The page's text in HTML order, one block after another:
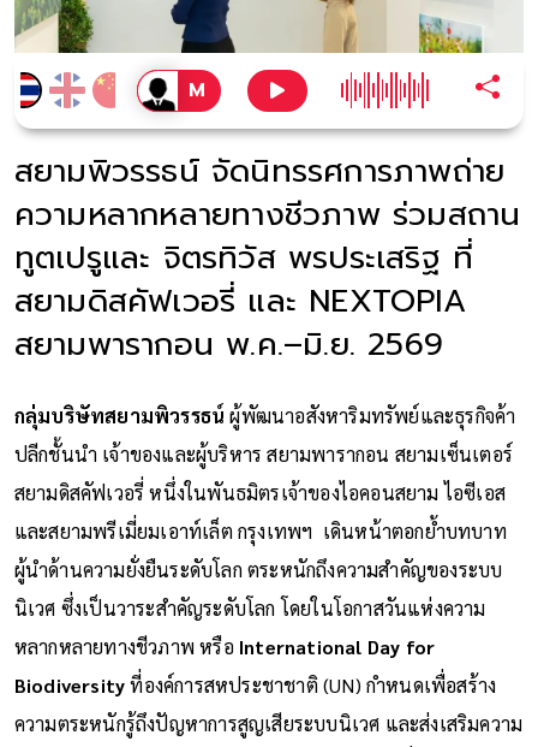
สยามพิวรรธน์ จัดนิทรรศการภาพถ่าย
ความหลากหลายทางชีวภาพ ร่วมสถาน
ทูตเปรูและ จิตรทิวัส พรประเสริฐ ที่
สยามดิสคัฟเวอรี่ และ NEXTOPIA
สยามพารากอน พ.ค.–มิ.ย. 2569
กลุ่มบริษัทสยามพิวรรธน์ ผู้พัฒนาอสังหาริมทรัพย์และธุรกิจค้า
ปลีกชั้นนำ เจ้าของและผู้บริหาร สยามพารากอน สยามเซ็นเตอร์
สยามดิสคัฟเวอรี่ หนึ่งในพันธมิตรเจ้าของไอคอนสยาม ไอซีเอส
และสยามพรีเมี่ยมเอาท์เล็ต กรุงเทพฯ เดินหน้าตอกย้ำบทบาท
ผู้นำด้านความยั่งยืนระดับโลก ตระหนักถึงความสำคัญของระบบ
นิเวศ ซึ่งเป็นวาระสำคัญระดับโลก โดยในโอกาสวันแห่งความ
หลากหลายทางชีวภาพ หรือ International Day for
Biodiversityที่องค์การสหประชาชาติ (UN) กำหนดเพื่อสร้าง
ความตระหนักรู้ถึงปัญหาการสูญเสียระบบนิเวศ และส่งเสริมความ